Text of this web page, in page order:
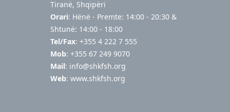
Tiranë, Shqipëri
Orari: Hënë - Premte: 14:00 - 20:30 &
Shtunë: 14:00 - 18:00
Tel/Fax: +355 4 222 7 555
Mob: +355 67 249 9070
Mail: info@shkfsh.org
Web: www.shkfsh.org